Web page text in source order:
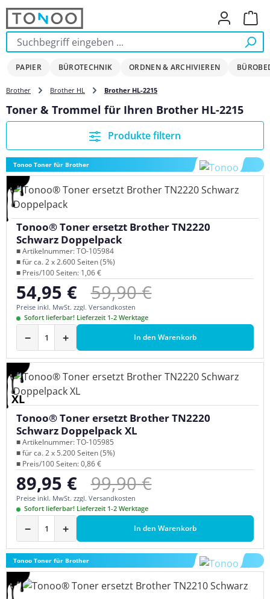
Zum Hauptinhalt springen
PAPIER BÜROTECHNIK ORDNEN & ARCHIVIEREN
Brother Brother HL Brother HL-2215
Toner & Trommel für Ihren Brother HL-2215
Produkte filtern
Tonoo Toner für Brother
Tonoo® Toner ersetzt Brother TN2220
Schwarz Doppelpack
■ Artikelnummer: TO-105984
■ für ca. 2 x 2.600 Seiten (5%)
■ Preis/100 Seiten: 1,06 €
Verkaufspreis:
54,95 € Regulärer Preis:
59,90 €
Preise inkl. MwSt. zzgl. Versandkosten
Sofort lieferbar! Lieferzeit 1-2 Werktage
− + In den Warenkorb
XL
Tonoo® Toner ersetzt Brother TN2220
Schwarz Doppelpack XL
■ Artikelnummer: TO-105985
■ für ca. 2 x 5.200 Seiten (5%)
■ Preis/100 Seiten: 0,86 €
Verkaufspreis:
89,95 € Regulärer Preis:
99,90 €
Preise inkl. MwSt. zzgl. Versandkosten
Sofort lieferbar! Lieferzeit 1-2 Werktage
− + In den Warenkorb
Tonoo Toner für Brother